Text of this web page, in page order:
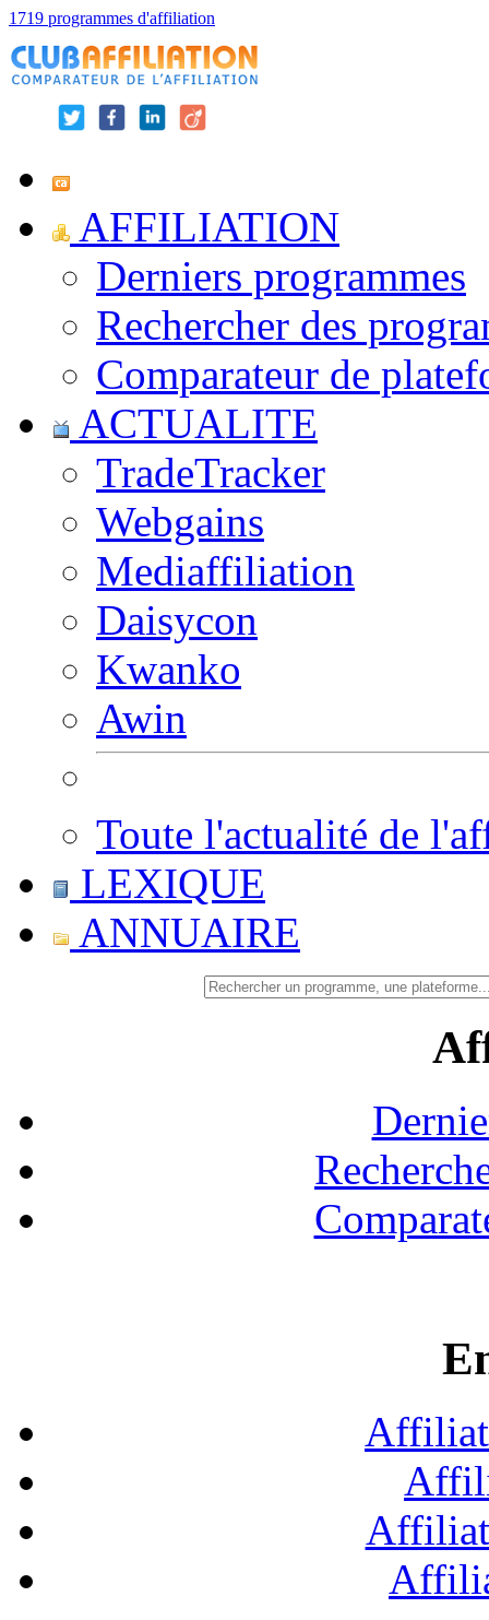
1719 programmes d'affiliation
AFFILIATION
Derniers programmes
Rechercher des
Comparateur de
ACTUALITE
TradeTracker
Webgains
Mediaffiliation
Daisycon
Kwanko
Awin
Toute l'actualité de
LEXIQUE
ANNUAIRE